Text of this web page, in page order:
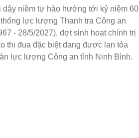
dậy niềm tự hào hướng tới kỷ niệm 60
lực lượng Thanh tra Công an
- 28/5/2027), đợt sinh hoạt chính trị
thi đua đặc biệt đang được lan tỏa
lực lượng Công an tỉnh Ninh Bình.